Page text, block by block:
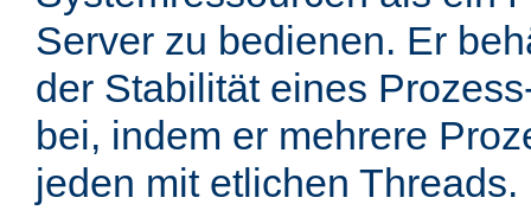
Server zu bedienen. Er
der Stabilität eines
bei, indem er mehrere
jeden mit etlichen Threads.